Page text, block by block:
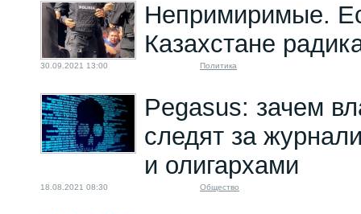
Непримиримые.
Казахстане
30.09.2021 13:00 Политика
Pegasus: зачем
следят за
и олигархами
18.08.2021 08:30 Общество